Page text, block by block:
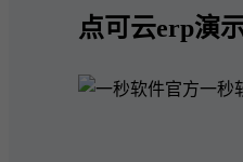
点可云erp演
一秒